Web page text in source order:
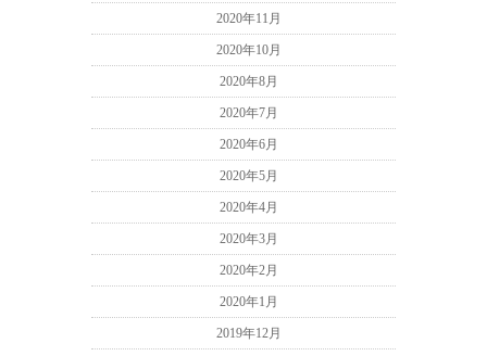
2020年11月
2020年10月
2020年8月
2020年7月
2020年6月
2020年5月
2020年4月
2020年3月
2020年2月
2020年1月
2019年12月